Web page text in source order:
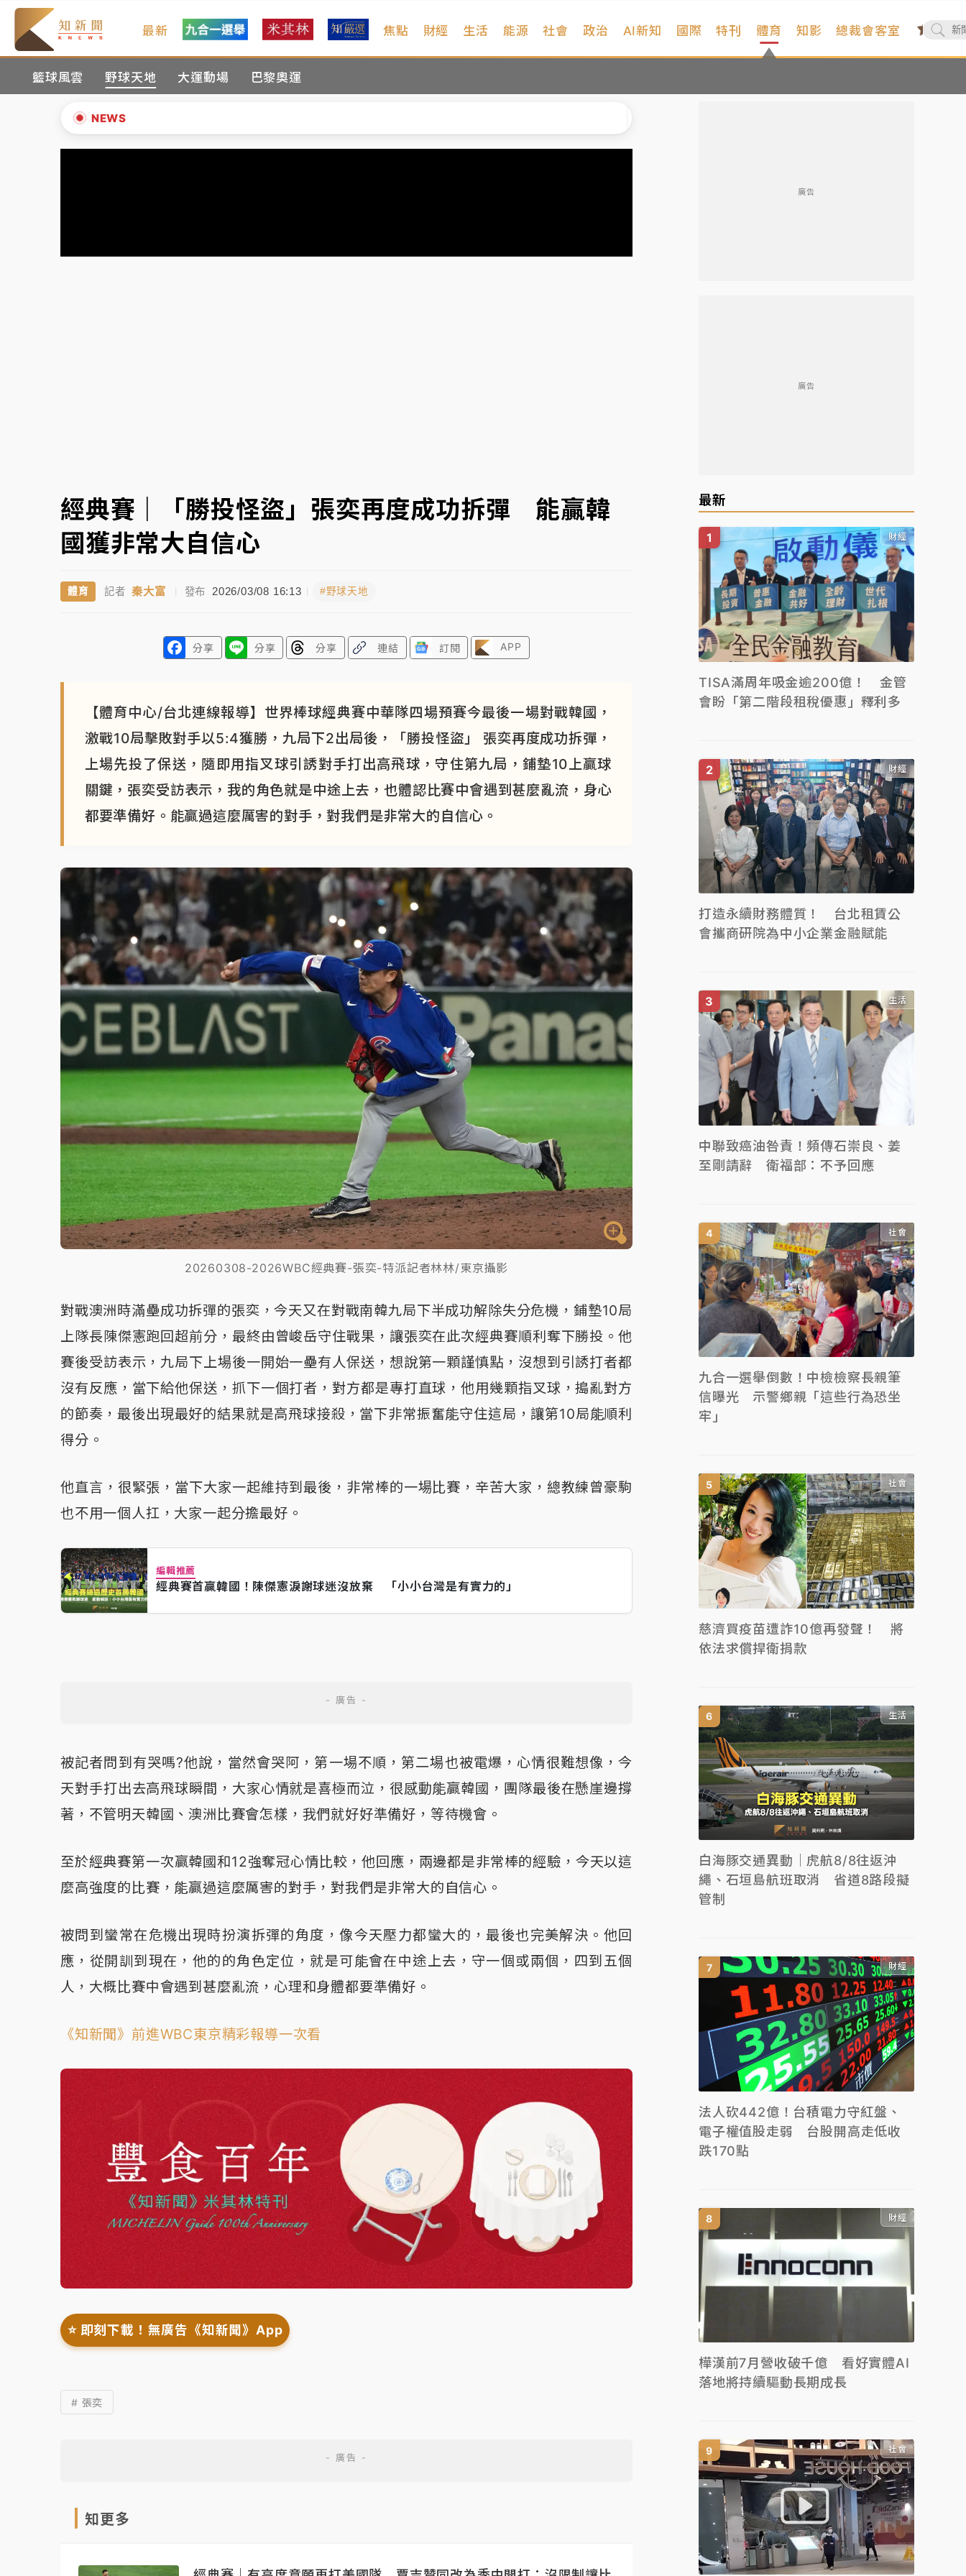
最新 焦點 財經 生活 能源 社會 政治 AI新知 國際 特刊 體育
籃球風雲 野球天地 大運動場 巴黎奧運
知影 總裁會客室
NEWS
暑假過三周才推「E宿新北打卡趣」！抽獎程序複雜 觀旅局回應了
中信慈善基金會想增加董事人數！辜仲諒向法院聲請遭駁 理由曝光
故宮《龍藏經》特展第2檔！今線上預約開賣一度塞車 周六起展出延長至晚上7時
經典賽｜「勝投怪盜」張奕再度成功拆彈 能贏韓
國獲非常大自信心
體育 記者 秦大富 發布 2026/03/08 16:13 #野球天地
分享 分享 分享 連結 訂閱 APP
【體育中心/台北連線報導】世界棒球經典賽中華隊四場預賽今最後一場對戰韓國，
激戰10局擊敗對手以5:4獲勝，九局下2出局後，「勝投怪盜」 張奕再度成功拆彈，
上場先投了保送，隨即用指叉球引誘對手打出高飛球，守住第九局，鋪墊10上贏球
關鍵，張奕受訪表示，我的角色就是中途上去，也體認比賽中會遇到甚麼亂流，身心
都要準備好。能贏過這麼厲害的對手，對我們是非常大的自信心。
20260308-2026WBC經典賽-張奕-特派記者林林/東京攝影
對戰澳洲時滿壘成功拆彈的張奕，今天又在對戰南韓九局下半成功解除失分危機，鋪墊10局
上隊長陳傑憲跑回超前分，最終由曾峻岳守住戰果，讓張奕在此次經典賽順利奪下勝投。他
賽後受訪表示，九局下上場後一開始一壘有人保送，想說第一顆謹慎點，沒想到引誘打者都
沒有反應，當下給他保送，抓下一個打者，對方都是專打直球，他用幾顆指叉球，搗亂對方
的節奏，最後出現最好的結果就是高飛球接殺，當下非常振奮能守住這局，讓第10局能順利
得分。
他直言，很緊張，當下大家一起維持到最後，非常棒的一場比賽，辛苦大家，總教練曾豪駒
也不用一個人扛，大家一起分擔最好。
編輯推薦
經典賽首贏韓國！陳傑憲淚謝球迷沒放棄 「小小台灣是有實力的」
被記者問到有哭嗎?他說，當然會哭阿，第一場不順，第二場也被電爆，心情很難想像，今
天對手打出去高飛球瞬間，大家心情就是喜極而泣，很感動能贏韓國，團隊最後在懸崖邊撐
著，不管明天韓國、澳洲比賽會怎樣，我們就好好準備好，等待機會。
至於經典賽第一次贏韓國和12強奪冠心情比較，他回應，兩邊都是非常棒的經驗，今天以這
麼高強度的比賽，能贏過這麼厲害的對手，對我們是非常大的自信心。
被問到蠻常在危機出現時扮演拆彈的角度，像今天壓力都蠻大的，最後也完美解決。他回
應，從開訓到現在，他的的角色定位，就是可能會在中途上去，守一個或兩個，四到五個
人，大概比賽中會遇到甚麼亂流，心理和身體都要準備好。
《知新聞》前進WBC東京精彩報導一次看
⭐️ 即刻下載！無廣告《知新聞》App
# 張奕
知更多
廣告
廣告
最新
財經
TISA滿周年吸金逾200億！ 金管
會盼「第二階段租稅優惠」釋利多
財經
打造永續財務體質！ 台北租賃公
會攜商研院為中小企業金融賦能
生活
中聯致癌油咎責！頻傳石崇良、姜
至剛請辭 衛福部：不予回應
社會
九合一選舉倒數！中檢檢察長親筆
信曝光 示警鄉親「這些行為恐坐
牢」
社會
慈濟買疫苗遭詐10億再發聲！ 將
依法求償捍衛捐款
生活
白海豚交通異動｜虎航8/8往返沖
繩、石垣島航班取消 省道8路段擬
管制
財經
法人砍442億！台積電力守紅盤、
電子權值股走弱 台股開高走低收
跌170點
財經
樺漢前7月營收破千億 看好實體AI
落地將持續驅動長期成長
社會